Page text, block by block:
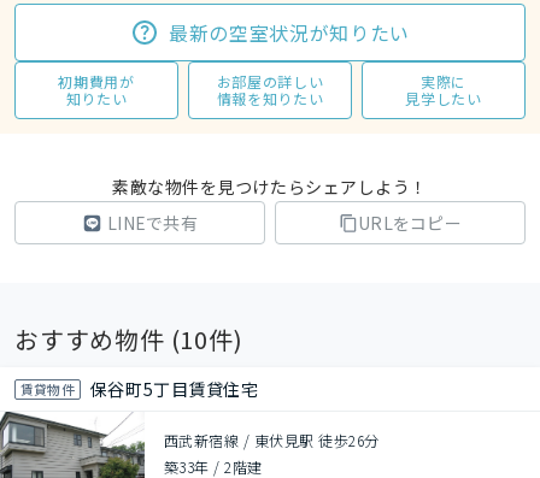
最新の空室状況が知りたい
初期費用が
知りたい
お部屋の詳しい
情報を知りたい
実際に
見学したい
素敵な物件を見つけたらシェアしよう！
LINEで共有
URLをコピー
おすすめ物件 (10件)
賃貸物件 保谷町5丁目賃貸住宅
西武新宿線 / 東伏見駅 徒歩26分
築33年 /2階建